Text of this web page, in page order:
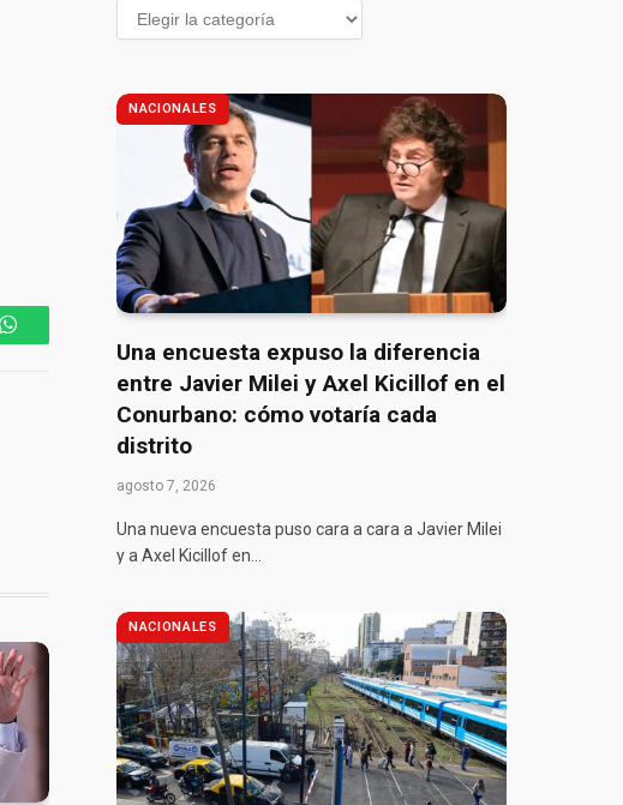
WhatsApp
NACIONALES
Una encuesta expuso la diferencia
entre Javier Milei y Axel Kicillof en el
Conurbano: cómo votaría cada
distrito
agosto 7, 2026
Una nueva encuesta puso cara a cara a Javier Milei
y a Axel Kicillof en…
NACIONALES